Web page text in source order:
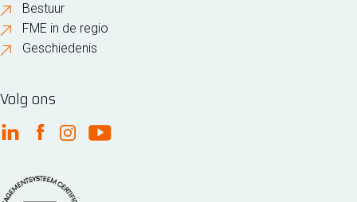
Bestuur
FME in de regio
Geschiedenis
Volg ons
FME Linkedin
FME Facebook
FME Instagram
FME Youtube